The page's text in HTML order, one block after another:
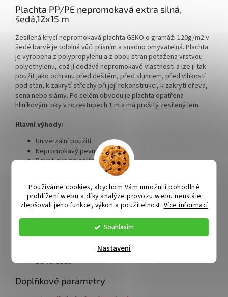
Používáme cookies, abychom Vám umožnili pohodlné
prohlížení webu a díky analýze provozu webu neustále
zlepšovali jeho funkce, výkon a použitelnost. Více informací
Souhlasím
Nastavení
Plachta PP/PE nepromokavá extra silná,
šedá,12x15 m
Zesílená krycí nepromokavá plachta GEKO o gramáži 120g/m2 v
šedé barvě je odolná vůči plísním a snadno omyvatelná. Plachta
je vyrobena z polypropylenu a z obou stran potažena vrstvou
polyethylenu, což jí dodává nepromokavé vlastnosti a lze ji tak
použít jako ochranu před deštěm, před sluncem, před vlhkostí
pod stan, k zakrytí střechy při její rekonstrukci, k zakrytí dřeva,
sena nebo slámy. Po celém obvodu je plachta opatřena
hliníkovými oky v rozestupech 1 m a má prošitý zesílený lem.
Hlavní výhody:
Univerzální použití
Nepromokavý pevný materiál
Pevná oka po celém obvodu
Zesílený lem pro větší pevnost
Technické parametry:
Materiál: polypropylen (PP) + polyethylen (PE)
Barva: šedá
Doplňkové parametry